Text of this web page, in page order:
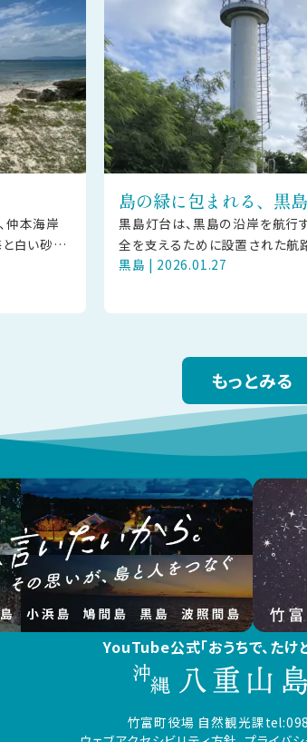
仲本海岸
白い砂
はの穏や
島の緑に包まれる、黒
黒島灯台は、黒島の沿岸を航行
全を支えるために設置された航
の中でも自然の色が濃く残る場所
黒島 | 2026.01.27
もっとみる
YouTube公式「おうちで、たけ
竹富町役場 自然観光課